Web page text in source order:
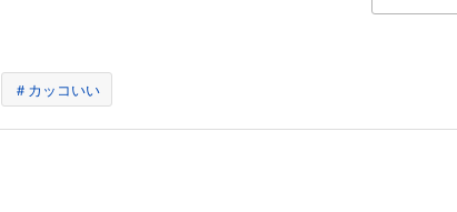
ミア カラー版 15
＃カッコいい